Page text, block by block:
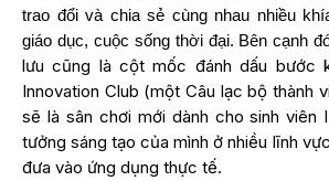
trao đổi và chia sẻ cùng nhau nhiều
giáo dục, cuộc sống thời đại. Bên cạnh
lưu cũng là cột mốc đánh dấu bước
Innovation Club (một Câu lạc bộ thành
sẽ là sân chơi mới dành cho sinh viên
tưởng sáng tạo của mình ở nhiều lĩnh
đưa vào ứng dụng thực tế.